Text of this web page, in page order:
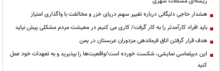
هشدار حاجی دلیگانی درباره تغییر سهم دریای خزر و مخالفت با واگذاری امتیاز
باید افراد کارآمدتر را به کار گرفت/ کاری می کنیم در معیشت مردم مشکلی پیش نیاید
هدف قرار گرفتن اتاق‌ فرماندهی مزدوران عربستان در یمن
این دیپلماسی نمایشی، شکست خورده است/واقعیت‌ها را بپذیرید و به تعهدات خود عمل
کنید